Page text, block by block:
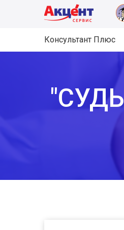
Консультант Плюс